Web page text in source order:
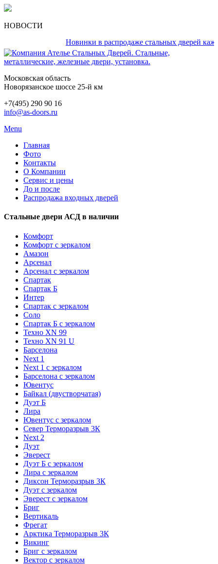
НОВОСТИ
Новинки в распродаже стальных дверей каждый
Московская область
Новорязанское шоссе 25-й км
+7(495) 290 90 16
info@as-doors.ru
Menu
Главная
Фото
Контакты
О Компании
Сервис и цены
До и после
Распродажа входных дверей
Стальные двери АСД в наличии
Комфорт
Комфорт с зеркалом
Амазон
Арсенал
Арсенал с зеркалом
Спартак
Спартак Б
Интер
Спартак с зеркалом
Соло
Спартак Б с зеркалом
Техно XN 99
Техно XN 91 U
Барселона
Next 1
Next 1 с зеркалом
Барселона с зеркалом
Ювентус
Байкал (двустворчатая)
Дуэт Б
Лира
Ювентус с зеркалом
Север Терморазрыв 3К
Next 2
Дуэт
Эверест
Дуэт Б с зеркалом
Лира с зеркалом
Диксон Терморазрыв 3К
Дуэт с зеркалом
Эверест с зеркалом
Бриг
Вертикаль
Фрегат
Арктика Терморазрыв 3К
Викинг
Бриг с зеркалом
Вектор с зеркалом